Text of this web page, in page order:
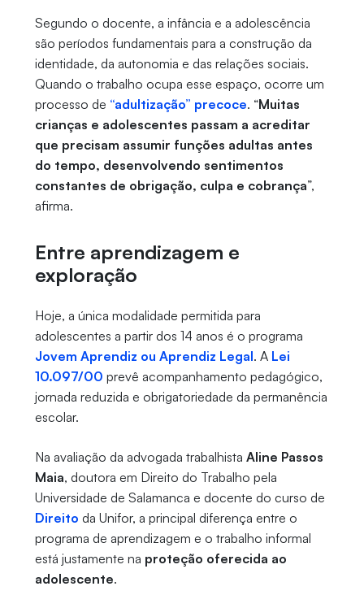
Segundo o docente, a infância e a adolescência
são períodos fundamentais para a construção da
identidade, da autonomia e das relações sociais.
Quando o trabalho ocupa esse espaço, ocorre um
processo de “adultização” precoce. “Muitas
crianças e adolescentes passam a acreditar
que precisam assumir funções adultas antes
do tempo, desenvolvendo sentimentos
constantes de obrigação, culpa e cobrança”,
afirma.
Entre aprendizagem e
exploração
Hoje, a única modalidade permitida para
adolescentes a partir dos 14 anos é o programa
Jovem Aprendiz ou Aprendiz Legal. A Lei
10.097/00 prevê acompanhamento pedagógico,
jornada reduzida e obrigatoriedade da permanência
escolar.
Na avaliação da advogada trabalhista Aline Passos
Maia, doutora em Direito do Trabalho pela
Universidade de Salamanca e docente do curso de
Direito da Unifor, a principal diferença entre o
programa de aprendizagem e o trabalho informal
está justamente na proteção oferecida ao
adolescente.